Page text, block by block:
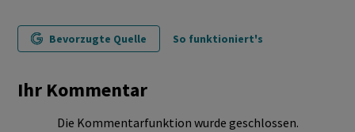
Bevorzugte Quelle So funktioniert's
Ihr Kommentar
Die Kommentarfunktion wurde geschlossen.